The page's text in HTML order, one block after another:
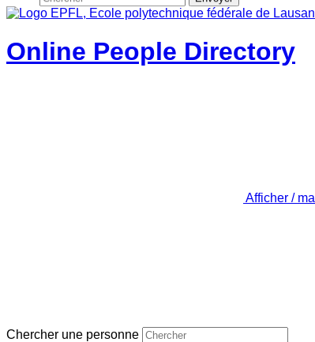
Online People Directory
Afficher /
Chercher une personne